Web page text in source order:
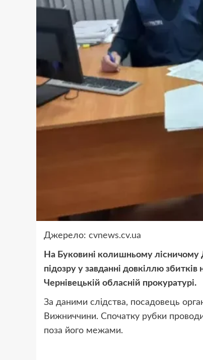
Джерело: cvnews.cv.ua
На Буковині колишньому лісничому
підозру у завданні довкіллю
Чернівецькій обласній прокуратурі.
За даними слідства, посадовець
Вижниччини. Спочатку рубки
поза його межами.